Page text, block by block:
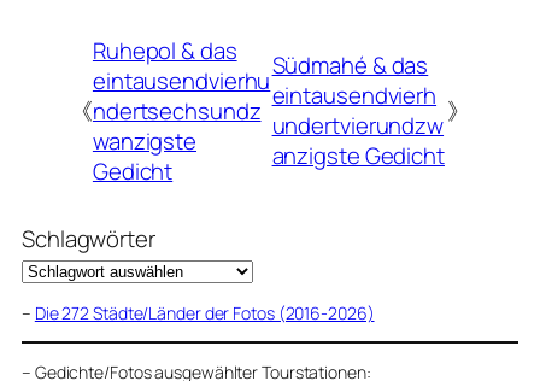
《
Ruhepol & das
eintausendvierhu
ndertsechsundz
wanzigste
Gedicht
Südmahé & das
eintausendvierh
undertvierundzw
anzigste Gedicht
》
Schlagwörter
– Die 272 Städte/Länder der Fotos (2016-2026)
– Gedichte/Fotos ausgewählter Tourstationen: